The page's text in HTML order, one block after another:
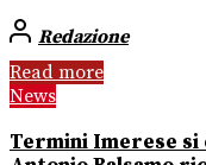
Redazione
Read more
News
Termini Imerese